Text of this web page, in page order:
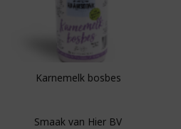
Karnemelk bosbes
Smaak van Hier BV